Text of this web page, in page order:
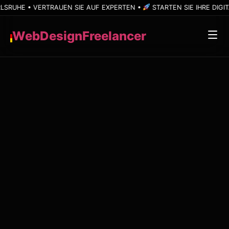
SIE AUF EXPERTEN • STARTEN SIE IHRE DIGITALLE
WebDesignFreelancer